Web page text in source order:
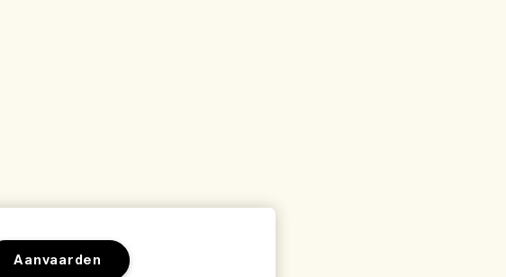
Aanvaarden